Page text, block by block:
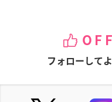
フォローして